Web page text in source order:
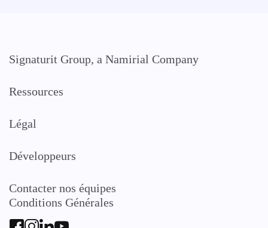
Signaturit Group, a Namirial Company
Ressources
Légal
Développeurs
Contacter nos équipes
Conditions Générales